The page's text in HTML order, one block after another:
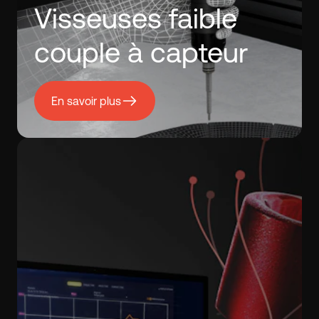
Visseuses faible
couple à capteur
En savoir plus